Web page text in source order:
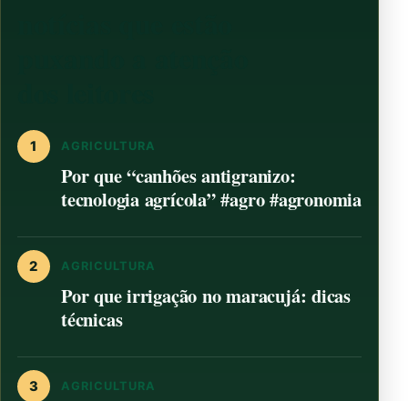
1 AGRICULTURA
Por que “canhões antigranizo:
tecnologia agrícola” #agro #agronomia
2 AGRICULTURA
Por que irrigação no maracujá: dicas
técnicas
3 AGRICULTURA